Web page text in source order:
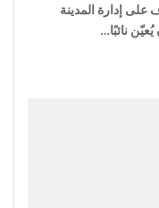
إدارة المدينة
نائبًا…